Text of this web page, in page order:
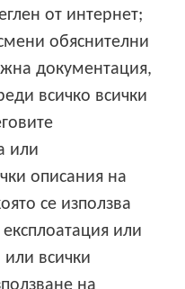
от интернет;
обяснителни
документация,
всичко всички
или
описания на
се използва
или
всички